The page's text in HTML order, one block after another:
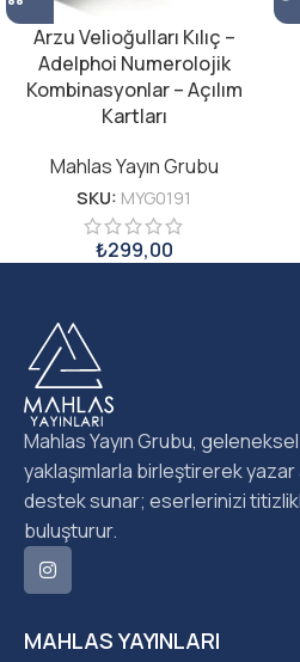
Arzu Velioğulları Kılıç –
Adelphoi Numerolojik
Kombinasyonlar – Açılım
Kartları
Mahlas Yayın Grubu
SKU: MYG0191
₺299,00
MAHLAS YAYINLARI
Mahlas Yayın Grubu, geleneksel
yaklaşımlarla birleştirerek yazar
destek sunar; eserlerinizi
buluşturur.